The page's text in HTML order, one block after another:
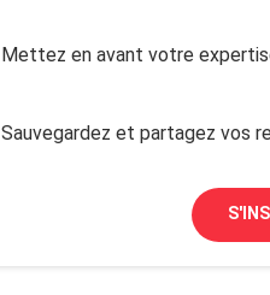
Mettez en avant votre
Sauvegardez et partagez vos